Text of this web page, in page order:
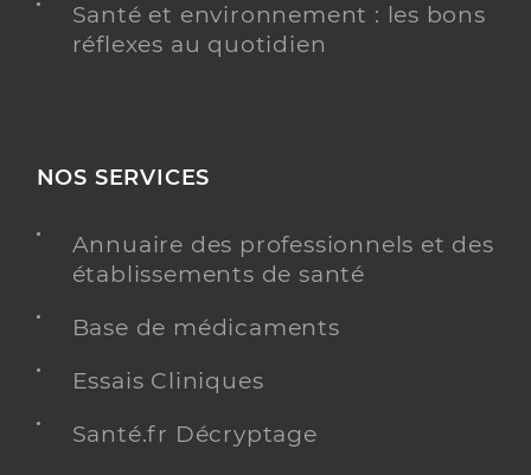
Santé et environnement : les bons
réflexes au quotidien
NOS SERVICES
Annuaire des professionnels et des
établissements de santé
Base de médicaments
Essais Cliniques
Santé.fr Décryptage